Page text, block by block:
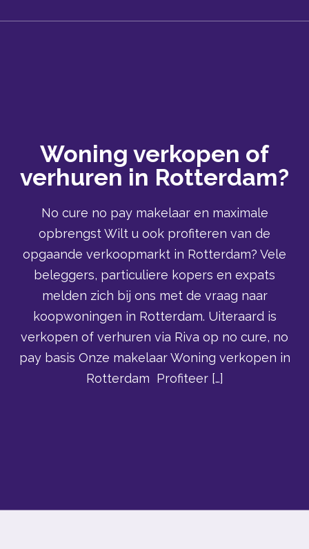
Woning verkopen of
verhuren in Rotterdam?
No cure no pay makelaar en maximale
opbrengst Wilt u ook profiteren van de
opgaande verkoopmarkt in Rotterdam? Vele
beleggers, particuliere kopers en expats
melden zich bij ons met de vraag naar
koopwoningen in Rotterdam. Uiteraard is
verkopen of verhuren via Riva op no cure, no
pay basis Onze makelaar Woning verkopen in
Rotterdam Profiteer […]